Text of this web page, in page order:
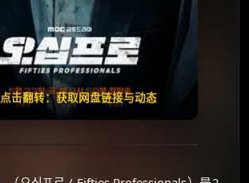
击翻转：获取网盘链接与动态
失效请反馈
🧧️
领红包